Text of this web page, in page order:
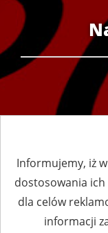
Informujemy, iż
dostosowania
dla celów
informacji